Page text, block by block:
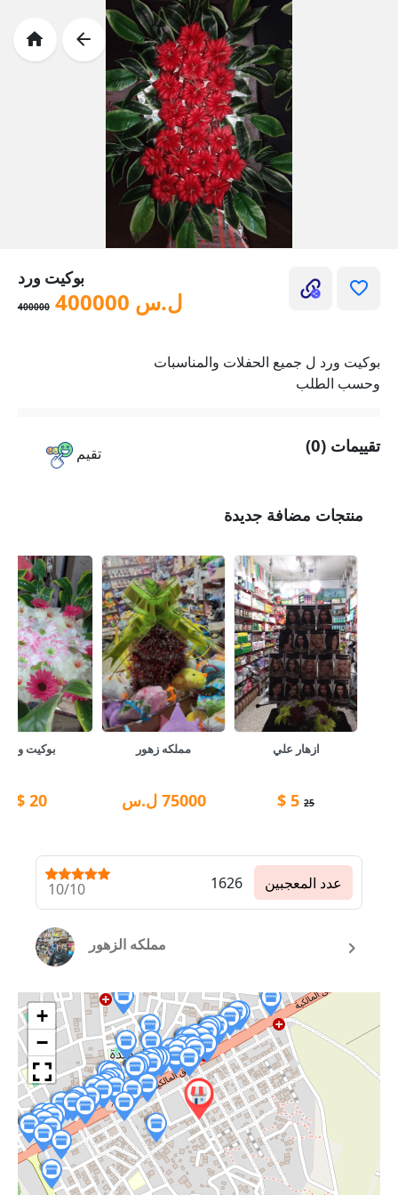
بوكيت ورد
ل.س 400000
400000
بوكيت ورد ل جميع الحفلات والمناسبات
وحسب الطلب
تقيم تقييمات (0)
منتجات مضافة جديدة
ازهار علي
25
5
$
مملكه زهور
75000 ل.س
بوكيت ورد
20
$
10/10 1626 عدد المعجبين
مملكه الزهور
+
−